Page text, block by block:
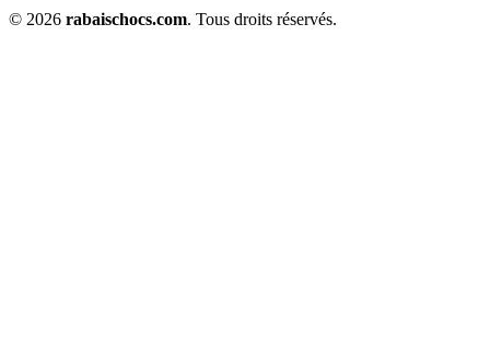
© 2026 rabaischocs.com. Tous droits réservés.